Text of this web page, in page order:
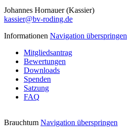
Johannes Hornauer (Kassier)
kassier@bv-roding.de
Informationen Navigation überspringen
Mitgliedsantrag
Bewertungen
Downloads
Spenden
Satzung
FAQ
Brauchtum Navigation überspringen